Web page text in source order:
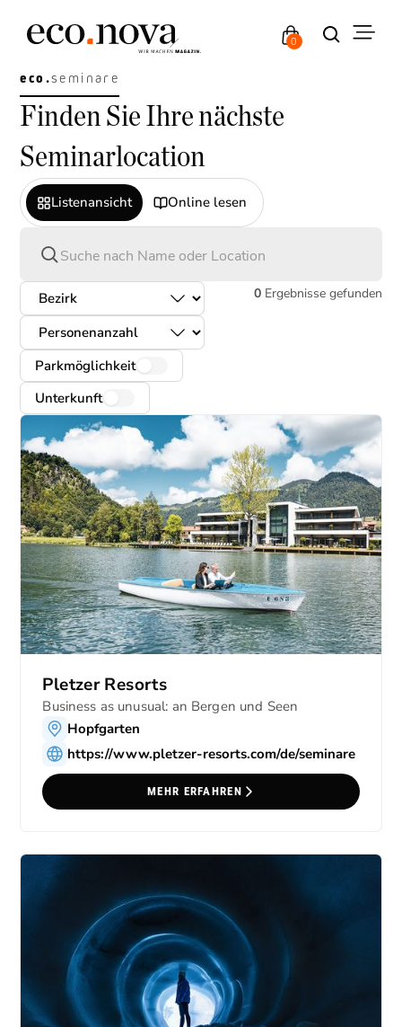
0
eco.seminare
Finden Sie Ihre nächste
Seminarlocation
Listenansicht Online lesen
Parkmöglichkeit
Unterkunft
0Ergebnisse gefunden
Pletzer Resorts
Business as unusual: an Bergen und Seen
Hopfgarten
https://www.pletzer-resorts.com/de/seminare
MEHR ERFAHREN